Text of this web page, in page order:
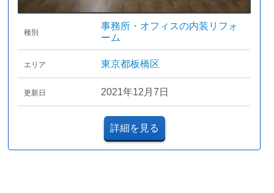
種別
事務所・オフィスの内装リフォ
ーム
エリア 東京都板橋区
更新日 2021年12月7日
詳細を見る